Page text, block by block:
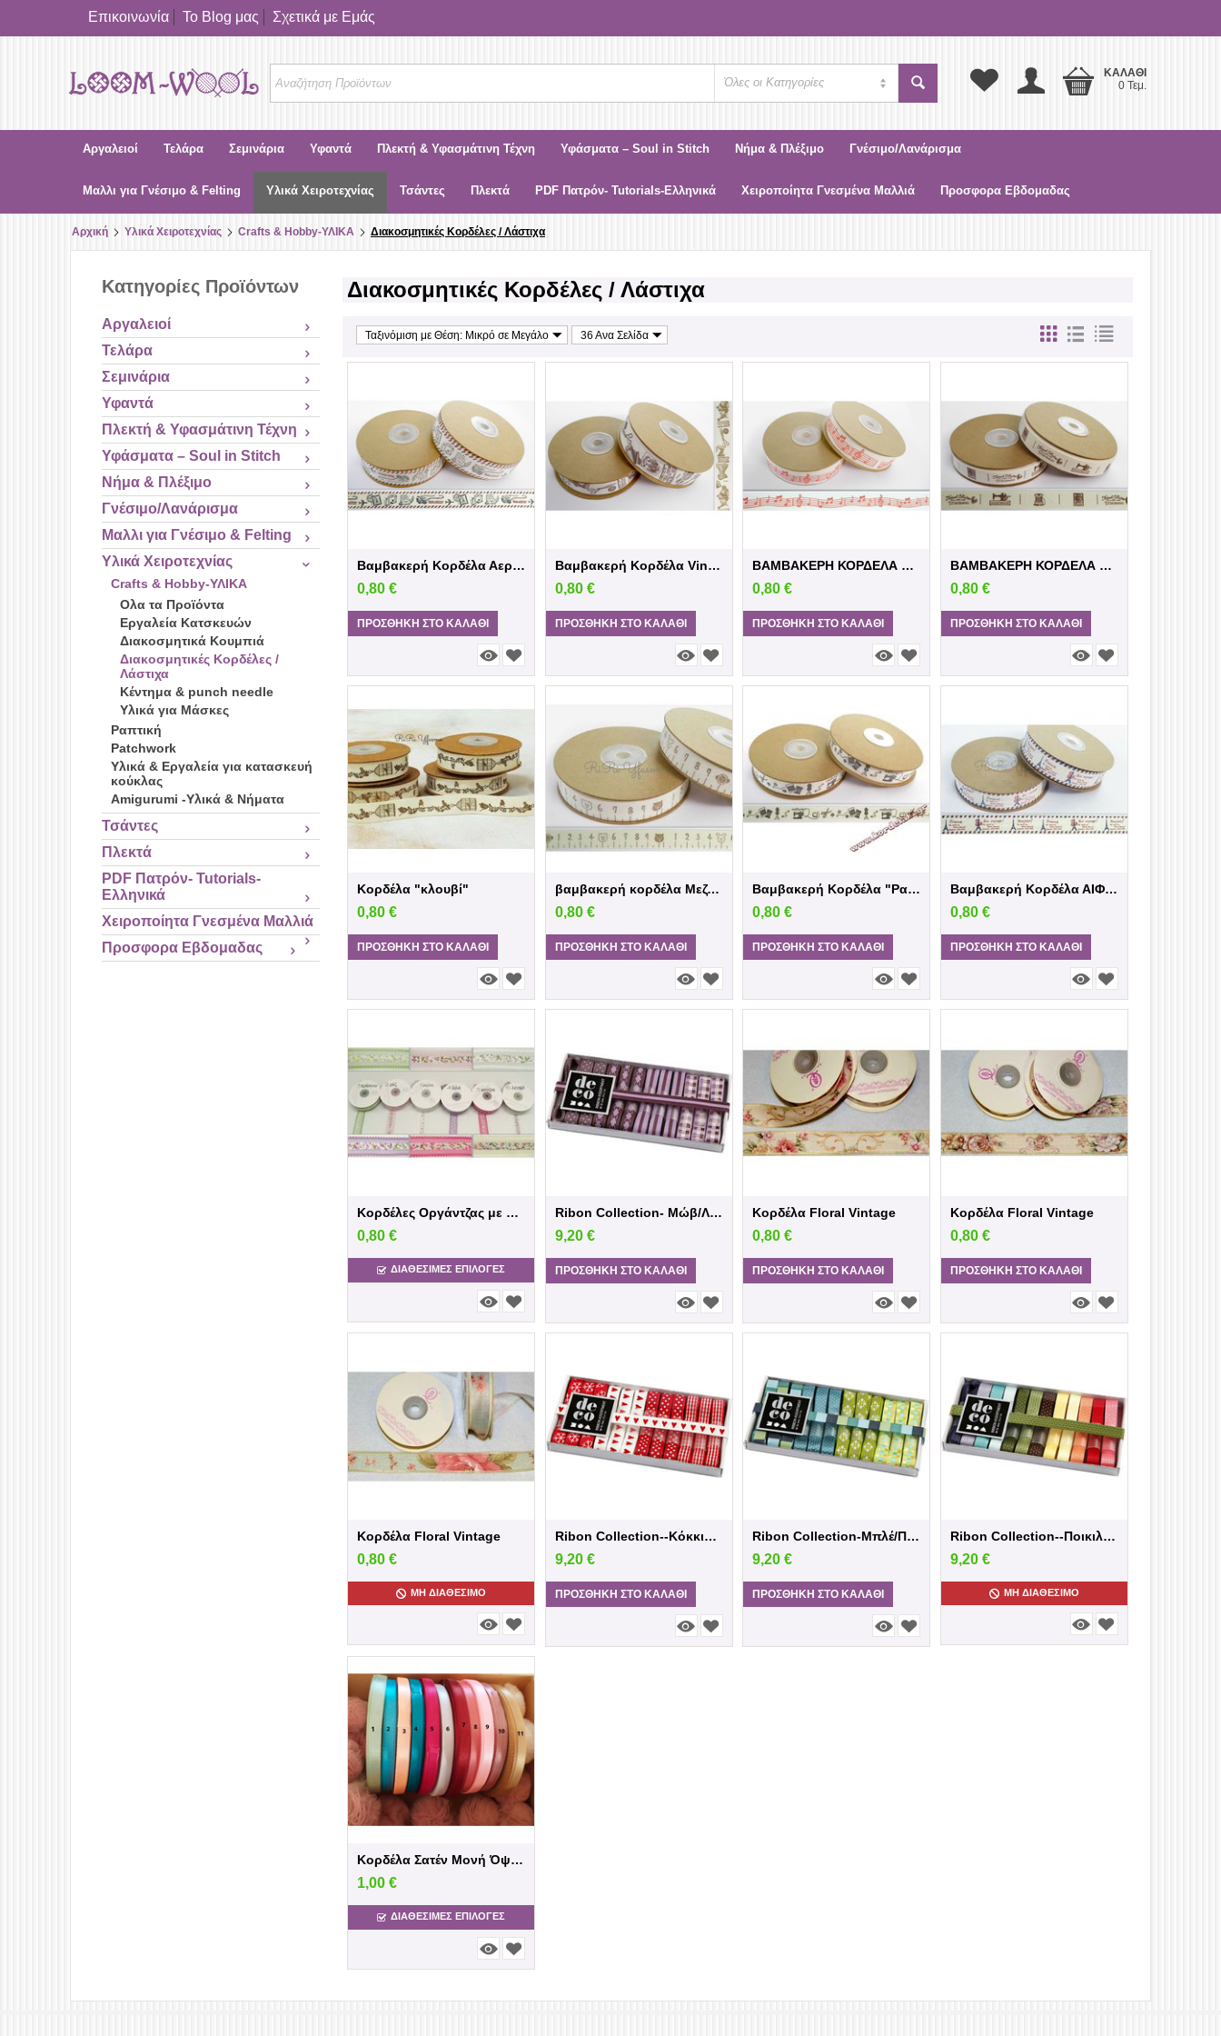
Επικοινωνία Το Blog μας Σχετικά με Εμάς
Όλες οι Κατηγορίες
ΚΑΛΆΘΙ
0 Τεμ.
Αργαλειοί Τελάρα Σεμινάρια Υφαντά Πλεκτή & Υφασμάτινη Τέχνη Υφάσματα – Soul in Stitch Νήμα & Πλέξιμο Γνέσιμο/Λανάρισμα
Μαλλι για Γνέσιμο & Felting Υλικά Χειροτεχνίας Τσάντες Πλεκτά PDF Πατρόν- Tutorials-Ελληνικά Χειροποίητα Γνεσμένα Μαλλιά Προσφορα Εβδομαδας
Αρχική Υλικά Χειροτεχνίας Crafts & Hobby-ΥΛΙΚΑ Διακοσμητικές Κορδέλες / Λάστιχα
Κατηγορίες Προϊόντων
Αργαλειοί
Τελάρα
Σεμινάρια
Υφαντά
Πλεκτή & Υφασμάτινη Τέχνη
Υφάσματα – Soul in Stitch
Νήμα & Πλέξιμο
Γνέσιμο/Λανάρισμα
Μαλλι για Γνέσιμο & Felting
Υλικά Χειροτεχνίας
Crafts & Hobby-ΥΛΙΚΑ
Ολα τα Προϊόντα
Εργαλεία Κατσκευών
Διακοσμητικά Κουμπιά
Διακοσμητικές Κορδέλες /
Λάστιχα
Κέντημα & punch needle
Υλικά για Μάσκες
Ραπτική
Patchwork
Υλικά & Εργαλεία για κατασκευή
κούκλας
Amigurumi -Υλικά & Νήματα
Τσάντες
Πλεκτά
PDF Πατρόν- Tutorials-
Ελληνικά
Χειροποίητα Γνεσμένα Μαλλιά
Προσφορα Εβδομαδας
Διακοσμητικές Κορδέλες / Λάστιχα
Ταξινόμιση με Θέση: Μικρό σε Μεγάλο 36 Ανα Σελίδα
Βαμβακερή Κορδέλα Αεροπλάνο
0,80 €
ΠΡΟΣΘΉΚΗ ΣΤΟ ΚΑΛΆΘΙ
Βαμβακερή Κορδέλα Vintage
0,80 €
ΠΡΟΣΘΉΚΗ ΣΤΟ ΚΑΛΆΘΙ
ΒΑΜΒΑΚΕΡΗ ΚΟΡΔΕΛΑ ΝΟΤΕΣ ΕΚΡΟΥ KOKKINO
0,80 €
ΠΡΟΣΘΉΚΗ ΣΤΟ ΚΑΛΆΘΙ
ΒΑΜΒΑΚΕΡΗ ΚΟΡΔΕΛΑ ΕΚΡΟΥ ΨΑΛΙΔΙ
0,80 €
ΠΡΟΣΘΉΚΗ ΣΤΟ ΚΑΛΆΘΙ
Κορδέλα "κλουβί"
0,80 €
ΠΡΟΣΘΉΚΗ ΣΤΟ ΚΑΛΆΘΙ
βαμβακερή κορδέλα Μεζούρα
0,80 €
ΠΡΟΣΘΉΚΗ ΣΤΟ ΚΑΛΆΘΙ
Βαμβακερή Κορδέλα "Ραπτική"
0,80 €
ΠΡΟΣΘΉΚΗ ΣΤΟ ΚΑΛΆΘΙ
Βαμβακερή Κορδέλα ΑΙΦΕΛ
0,80 €
ΠΡΟΣΘΉΚΗ ΣΤΟ ΚΑΛΆΘΙ
Κορδέλες Οργάντζας με λουλούδια
0,80 €
ΔΙΑΘΕΣΙΜΕΣ ΕΠΙΛΟΓΈΣ
Ribon Collection- Μώβ/Λιλά
9,20 €
ΠΡΟΣΘΉΚΗ ΣΤΟ ΚΑΛΆΘΙ
Κορδέλα Floral Vintage
0,80 €
ΠΡΟΣΘΉΚΗ ΣΤΟ ΚΑΛΆΘΙ
Κορδέλα Floral Vintage
0,80 €
ΠΡΟΣΘΉΚΗ ΣΤΟ ΚΑΛΆΘΙ
Κορδέλα Floral Vintage
0,80 €
ΜΗ ΔΙΑΘΈΣΙΜΟ
Ribon Collection--Κόκκινο/Λευκό
9,20 €
ΠΡΟΣΘΉΚΗ ΣΤΟ ΚΑΛΆΘΙ
Ribon Collection-Μπλέ/Πράσινο
9,20 €
ΠΡΟΣΘΉΚΗ ΣΤΟ ΚΑΛΆΘΙ
Ribon Collection--Ποικιλία χρωμάτων
9,20 €
ΜΗ ΔΙΑΘΈΣΙΜΟ
Κορδέλα Σατέν Μονή Όψη 6χιλ.
1,00 €
ΔΙΑΘΕΣΙΜΕΣ ΕΠΙΛΟΓΈΣ